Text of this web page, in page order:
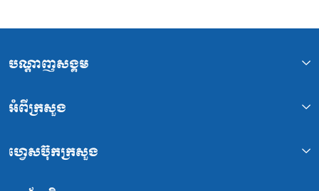
បណ្ដាញសង្គម
អំពីក្រសួង
ហ្វេសប៊ុកក្រសួង